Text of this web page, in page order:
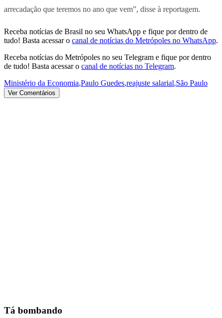
arrecadação que teremos no ano que vem”, disse à reportagem.
Receba notícias de Brasil no seu WhatsApp e fique por dentro de
tudo! Basta acessar o canal de notícias do Metrópoles no WhatsApp.
Receba notícias do Metrópoles no seu Telegram e fique por dentro
de tudo! Basta acessar o canal de notícias no Telegram.
Ministério da Economia,Paulo Guedes,reajuste salarial,São Paulo
Ver Comentários
Tá bombando